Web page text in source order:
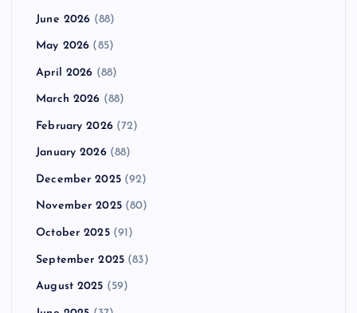
June 2026 (88)
May 2026 (85)
April 2026 (88)
March 2026 (88)
February 2026(72)
January 2026(88)
December 2025(92)
November 2025(80)
October 2025(91)
September 2025 (83)
August 2025 (59)